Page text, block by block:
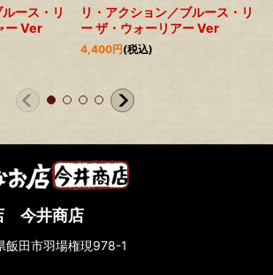
ース・リ
ー Ver
リ・アクション／ブルース・リ
ー ザ・ウォーリアー Ver
4,400円(税込)
今井商店
田市羽場権現978-1